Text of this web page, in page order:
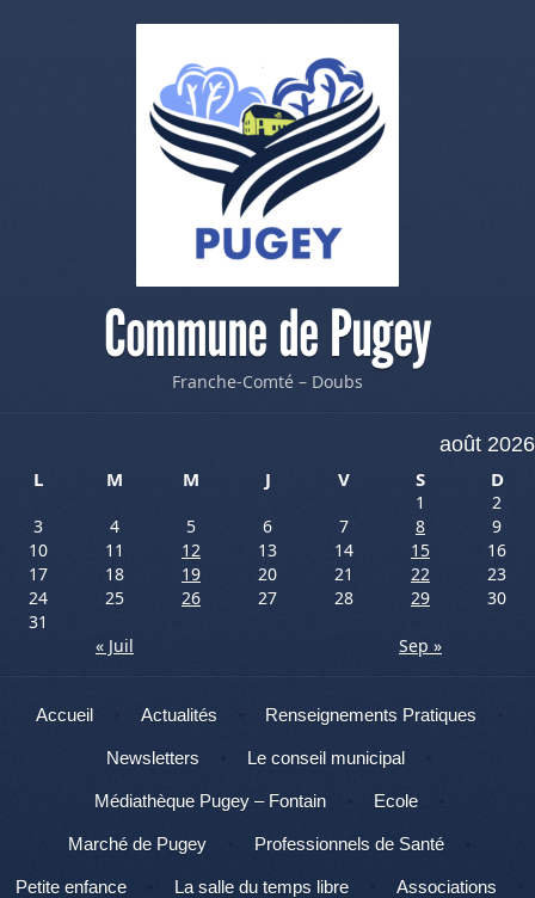
Commune de Pugey
Franche-Comté – Doubs
août 2026
L
M M J V S D
1
2
3
4 5 6 7 8
9
10
11 12 13 14 15
16
17
18 19 20 21 22
23
24
25 26 27 28 29
30
31
« Juil
Sep »
Menu
Aller au contenu
Accueil Actualités Renseignements Pratiques
Newsletters Le conseil municipal
Médiathèque Pugey – Fontain Ecole
Marché de Pugey Professionnels de Santé
Petite enfance La salle du temps libre Associations